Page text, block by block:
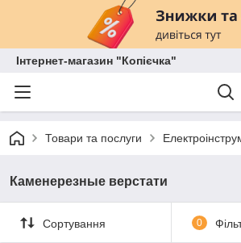
Інтернет-магазин "Копієчка"
Товари та послуги
Каменерезные верстати
Сортування 0